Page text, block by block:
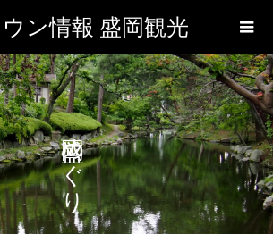
ン情報 盛岡観光
盛岡めぐり